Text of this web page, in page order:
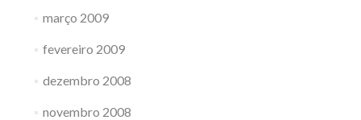
março 2009
fevereiro 2009
dezembro 2008
novembro 2008